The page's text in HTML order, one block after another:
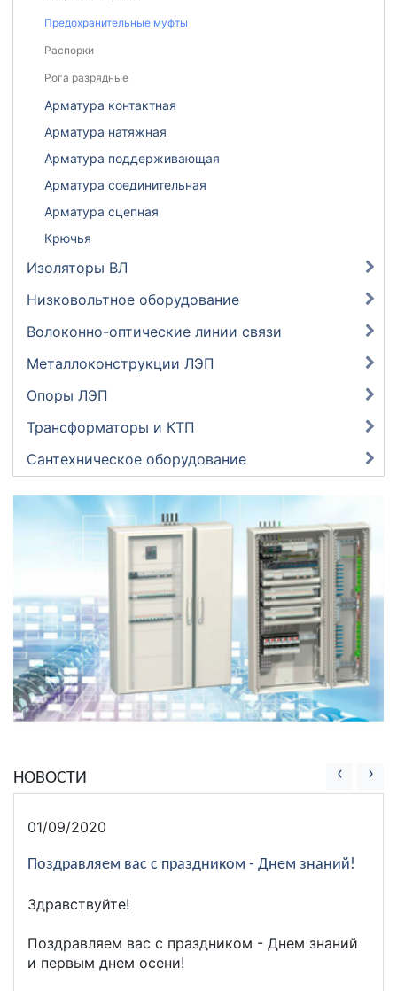
Предохранительные муфты
Распорки
Рога разрядные
Арматура контактная
Арматура натяжная
Арматура поддерживающая
Арматура соединительная
Арматура сцепная
Крючья
Изоляторы ВЛ
Низковольтное оборудование
Волоконно-оптические линии связи
Металлоконструкции ЛЭП
Опоры ЛЭП
Трансформаторы и КТП
Сантехническое оборудование
НОВОСТИ
01/09/2020
Поздравляем вас с праздником - Днем знаний!
Здравствуйте!
Поздравляем вас с праздником - Днем знаний
и первым днем осени!
‹ ›